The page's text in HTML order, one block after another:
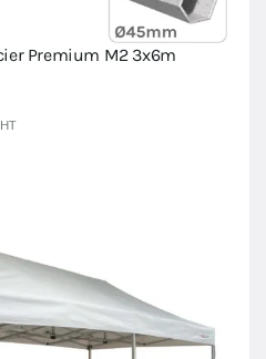
Premium M2 3x6m
HT